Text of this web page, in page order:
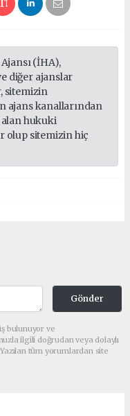
(İHA),
diğer ajanslar
sitemizin
ajans kanallarından
hukuki
olup sitemizin hiç
Gönder
bulunuyor ve
ilgili doğrudan veya dolaylı
tüm yorumlardan site